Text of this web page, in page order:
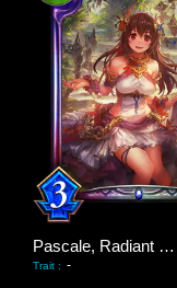
Pascale, Radiant Oracle
Trait : -